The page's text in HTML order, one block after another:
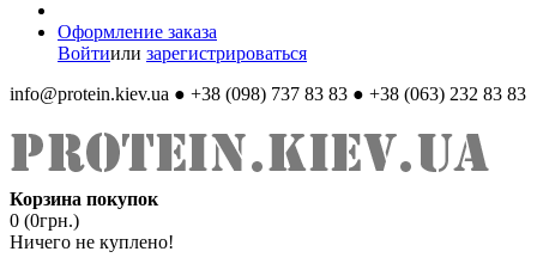
Оформление заказа
Войтиили зарегистрироваться
info@protein.kiev.ua ● +38 (098) 737 83 83 ● +38 (063) 232 83 83
Корзина покупок
0 (0грн.)
Ничего не куплено!